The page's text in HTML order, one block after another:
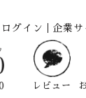
ログイン 企業サ
レビュー